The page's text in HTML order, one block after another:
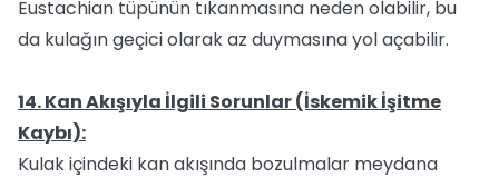
Eustachian tüpünün tıkanmasına neden olabilir, bu
da kulağın geçici olarak az duymasına yol açabilir.
14. Kan Akışıyla İlgili Sorunlar (İskemik İşitme
Kaybı):
Kulak içindeki kan akışında bozulmalar meydana